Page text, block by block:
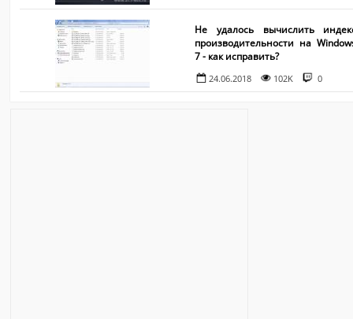
Не удалось вычислить
производительности на
7 - как исправить?
24.06.2018 102K 0